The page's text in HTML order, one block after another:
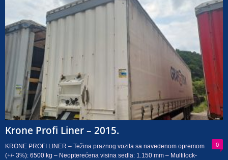
Krone Profi Liner – 2015.
0
KRONE PROFI LINER – Težina praznog vozila sa navedenom opremom
(+/- 3%): 6500 kg – Neopterećena visina sedla: 1.150 mm – Multilock-